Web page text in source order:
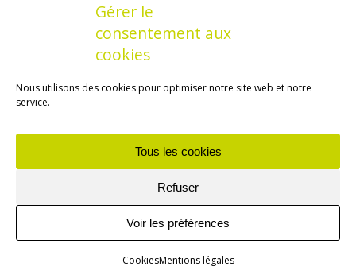
Gérer le
consentement aux
cookies
Nous utilisons des cookies pour optimiser notre site web et notre
service.
Tous les cookies
Refuser
Voir les préférences
CookiesMentions légales
© 2014-2026 - Céline AUTRIVE, graphiste indépendante de CA-
Menu bas